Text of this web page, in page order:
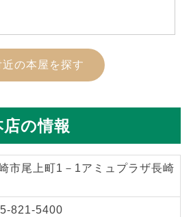
近の本屋を探す
の情報
市尾上町1－1アミュプラザ長崎
821-5400